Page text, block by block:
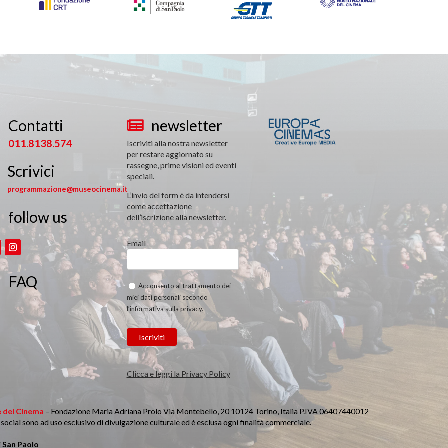
Contatti
011.8138.574
Scrivici
programmazione@museocinema.it
follow us
FAQ
 newsletter
Iscriviti alla nostra newsletter
per restare aggiornato su
rassegne, prime visioni ed eventi
speciali.
L’invio del form è da intendersi
come accettazione
dell’iscrizione alla newsletter.
Email
Acconsento al trattamento dei
miei dati personali secondo
l’informativa sulla privacy.
Clicca e leggi la Privacy Policy
del Cinema – Fondazione Maria Adriana Prolo Via Montebello, 20 10124 Torino, Italia P.IVA 06407440012
sono ad uso esclusivo di divulgazione culturale ed è esclusa ogni finalità commerciale.
Paolo